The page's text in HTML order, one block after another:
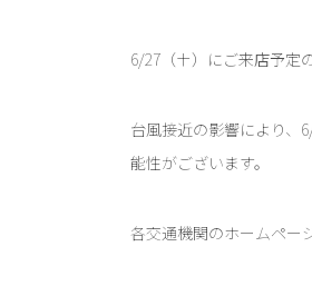
6/27（土）にご来店予定
台風接近の影響により、
能性がございます。
各交通機関のホームペー